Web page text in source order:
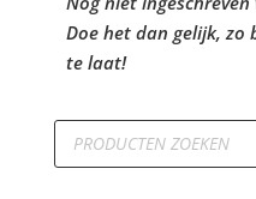
Doe het dan gelijk, zo
te laat!
Producten
zoeken